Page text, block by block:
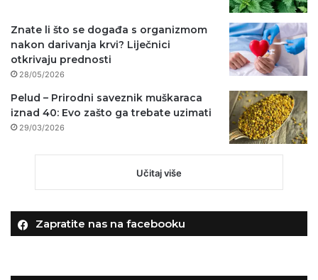
Znate li što se događa s organizmom
nakon darivanja krvi? Liječnici
otkrivaju prednosti
28/05/2026
Pelud – Prirodni saveznik muškaraca
iznad 40: Evo zašto ga trebate uzimati
29/03/2026
Učitaj više
Zapratite nas na facebooku